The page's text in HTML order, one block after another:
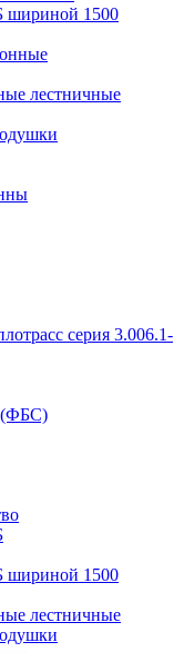
шириной 1500
лестничные
серия 3.006.1-
(ФБС)
шириной 1500
лестничные